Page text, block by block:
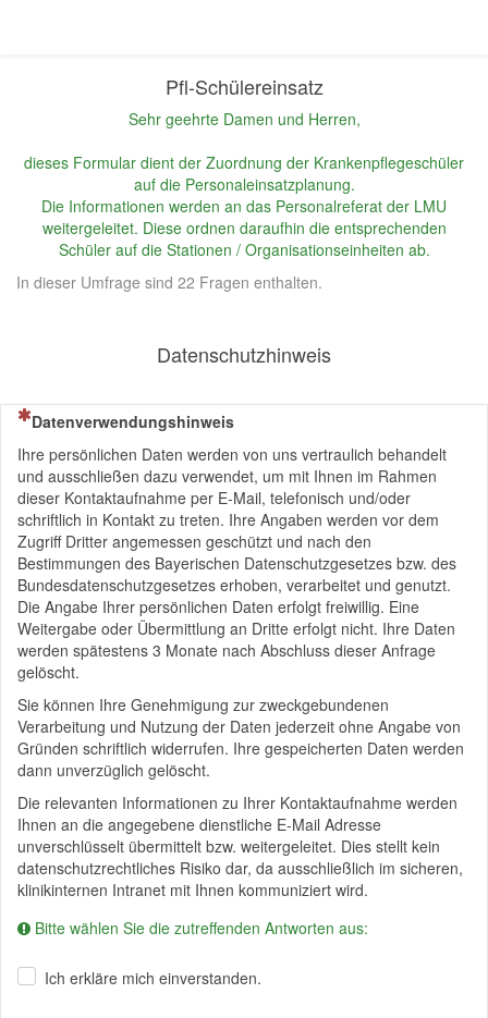
Pfl-Schülereinsatz
Sehr geehrte Damen und Herren,
dieses Formular dient der Zuordnung der Krankenpflegeschüler
auf die Personaleinsatzplanung.
Die Informationen werden an das Personalreferat der LMU
weitergeleitet. Diese ordnen daraufhin die entsprechenden
Schüler auf die Stationen / Organisationseinheiten ab.
In dieser Umfrage sind 22 Fragen enthalten.
Datenschutzhinweis
(Dies ist eine Pflichtfrage.)
Datenverwendungshinweis
Ihre persönlichen Daten werden von uns vertraulich behandelt
und ausschließen dazu verwendet, um mit Ihnen im Rahmen
dieser Kontaktaufnahme per E-Mail, telefonisch und/oder
schriftlich in Kontakt zu treten. Ihre Angaben werden vor dem
Zugriff Dritter angemessen geschützt und nach den
Bestimmungen des Bayerischen Datenschutzgesetzes bzw. des
Bundesdatenschutzgesetzes erhoben, verarbeitet und genutzt.
Die Angabe Ihrer persönlichen Daten erfolgt freiwillig. Eine
Weitergabe oder Übermittlung an Dritte erfolgt nicht. Ihre Daten
werden spätestens 3 Monate nach Abschluss dieser Anfrage
gelöscht.
Sie können Ihre Genehmigung zur zweckgebundenen
Verarbeitung und Nutzung der Daten jederzeit ohne Angabe von
Gründen schriftlich widerrufen. Ihre gespeicherten Daten werden
dann unverzüglich gelöscht.
Die relevanten Informationen zu Ihrer Kontaktaufnahme werden
Ihnen an die angegebene dienstliche E-Mail Adresse
unverschlüsselt übermittelt bzw. weitergeleitet. Dies stellt kein
datenschutzrechtliches Risiko dar, da ausschließlich im sicheren,
klinikinternen Intranet mit Ihnen kommuniziert wird.
Bitte wählen Sie die zutreffenden Antworten aus:
Ich erkläre mich einverstanden.